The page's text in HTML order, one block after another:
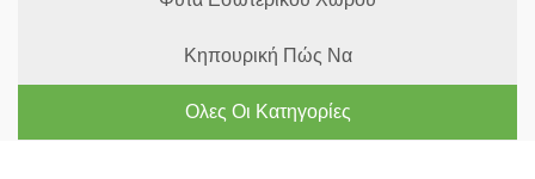
Κηπουρική Πώς Να
Ολες Οι Κατηγορίες